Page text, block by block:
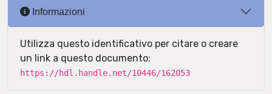
Informazioni
Utilizza questo identificativo per citare o creare
un link a questo documento:
https://hdl.handle.net/10446/162053